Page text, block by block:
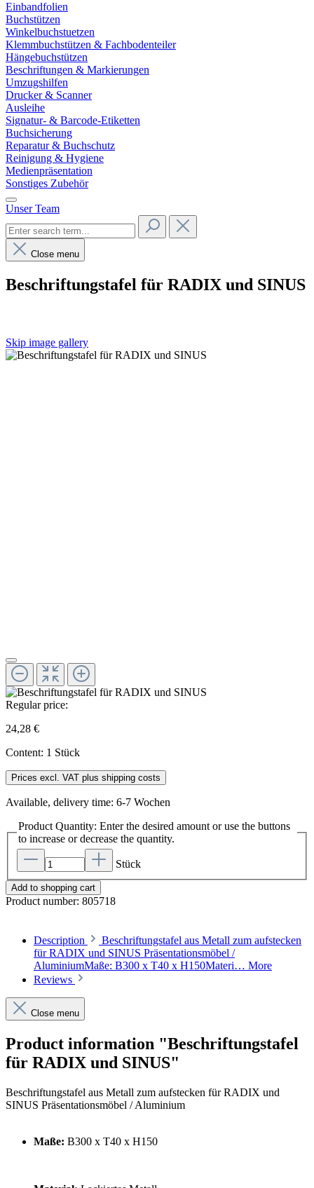
Einbandfolien
Buchstützen
Winkelbuchstuetzen
Klemmbuchstützen & Fachbodenteiler
Hängebuchstützen
Beschriftungen & Markierungen
Umzugshilfen
Drucker & Scanner
Ausleihe
Signatur- & Barcode-Etiketten
Buchsicherung
Reparatur & Buchschutz
Reinigung & Hygiene
Medienpräsentation
Sonstiges Zubehör
Unser Team
Close menu
Beschriftungstafel für RADIX und SINUS
Skip image gallery
Regular price:
24,28 €
Content: 1 Stück
Prices excl. VAT plus shipping costs
Available, delivery time: 6-7 Wochen
Product Quantity: Enter the desired amount or use the buttons
to increase or decrease the quantity.
Stück
Add to shopping cart
Product number: 805718
Description
Beschriftungstafel aus Metall zum aufstecken
für RADIX und SINUS Präsentationsmöbel /
AluminiumMaße: B300 x T40 x H150Materi… More
Reviews
Close menu
Product information "Beschriftungstafel
für RADIX und SINUS"
Beschriftungstafel aus Metall zum aufstecken für RADIX und
SINUS Präsentationsmöbel / Aluminium
Maße: B300 x T40 x H150